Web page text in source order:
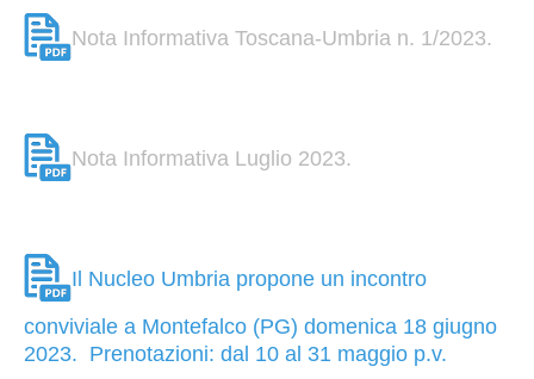
Nota Informativa Toscana-Umbria n. 1/2023.
Nota Informativa Luglio 2023.
Il Nucleo Umbria propone un incontro
conviviale a Montefalco (PG) domenica 18 giugno
2023. Prenotazioni: dal 10 al 31 maggio p.v.